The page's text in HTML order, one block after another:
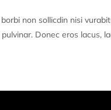
non sollicdin nisi
Donec eros lacus,